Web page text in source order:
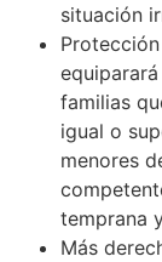
situación
familias
igual o
menores
temprana
Más